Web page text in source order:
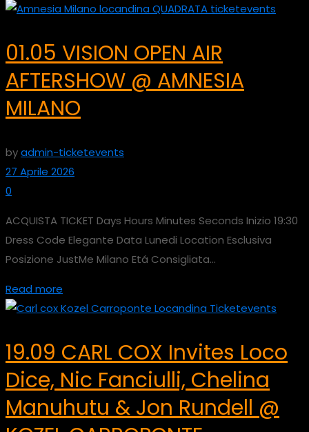
01.05 VISION OPEN AIR
AFTERSHOW @ AMNESIA
MILANO
byadmin-ticketevents
27 Aprile 2026
0
ACQUISTA TICKET Days Hours Minutes Seconds Inizio 19:30
Dress Code Elegante Data Lunedi Location Esclusiva
Posizione JustMe Milano Etá Consigliata...
Read more
19.09 CARL COX Invites Loco
Dice, Nic Fanciulli, Chelina
Manuhutu & Jon Rundell @